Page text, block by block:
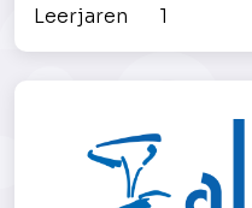
Leerjaren
1